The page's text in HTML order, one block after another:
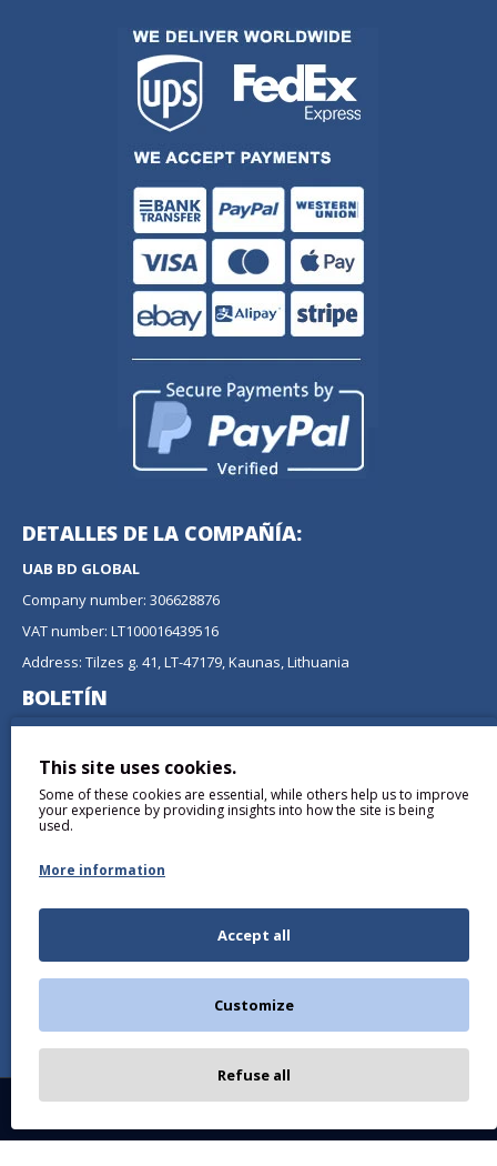
DETALLES DE LA COMPAÑÍA:
UAB BD GLOBAL
Company number: 306628876
VAT number: LT100016439516
Address: Tilzes g. 41, LT-47179, Kaunas, Lithuania
BOLETÍN
suscribiéndose a nuestro boletín.
ENVIAR
This site uses cookies.
Some of these cookies are essential, while others help us to improve
your experience by providing insights into how the site is being
used.
More information
Accept all
Customize
Refuse all